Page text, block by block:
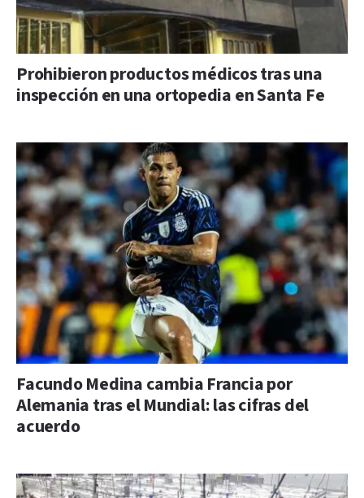
Prohibieron productos médicos tras una
inspección en una ortopedia en Santa Fe
Facundo Medina cambia Francia por
Alemania tras el Mundial: las cifras del
acuerdo